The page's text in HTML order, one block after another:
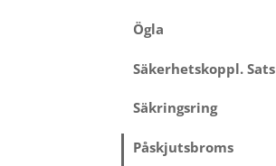
Ögla
Säkerhetskoppl. Sats
Säkringsring
Påskjutsbroms